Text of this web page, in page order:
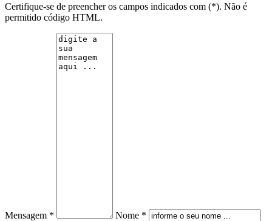
Certifique-se de preencher os campos indicados com (*). Não é
permitido código HTML.
Mensagem *
Nome *